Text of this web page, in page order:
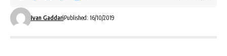
Ivan GaddariPublished: 16/10/2019